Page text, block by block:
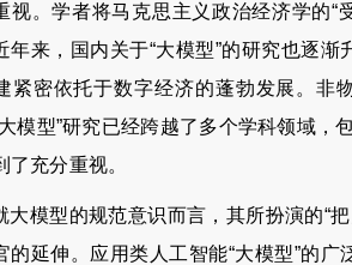
视。学者将马克思主义政治经济学的
年来，国内关于“大模型”的研究也逐
紧密依托于数字经济的蓬勃发展。非
模型”研究已经跨越了多个学科领域，
了充分重视。
大模型的规范意识而言，其所扮演的“
的延伸。应用类人工智能“大模型”的